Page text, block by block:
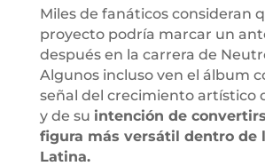
Miles de fanáticos consideran
proyecto podría marcar un
después en la carrera de
Algunos incluso ven el álbum
señal del crecimiento artístico
y de su intención de
figura más versátil dentro de
Latina.